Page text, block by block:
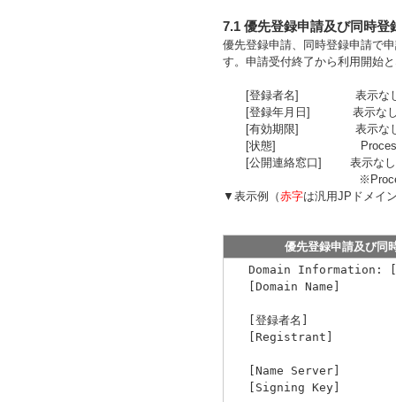
7.1 優先登録申請及び同時
優先登録申請、同時登録申請で
す。申請受付終了から利用開始
[登録者名] 表示な
[登録年月日] 表示な
[有効期限] 表示な
[状態]
[公開連絡窓口] 表示なし
※Processingは申
▼表示例（赤字は汎用JPドメイ
優先登録申請及び同
Domain Information: [
[Domain
[登録
[Name
[Signing